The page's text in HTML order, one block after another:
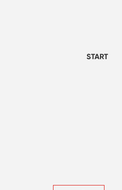
START